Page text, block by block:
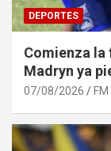
DEPORTES
Comienza la
Madryn ya
07/08/2026